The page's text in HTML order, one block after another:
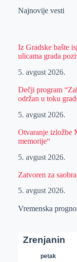
Najnovije vesti
Iz Gradske bašte
ulicama grada
5. avgust 2026.
Dečji program
održan u toku
5. avgust 2026.
Otvaranje izložbe
memorije“
5. avgust 2026.
Zatvoren za
5. avgust 2026.
Vremenska